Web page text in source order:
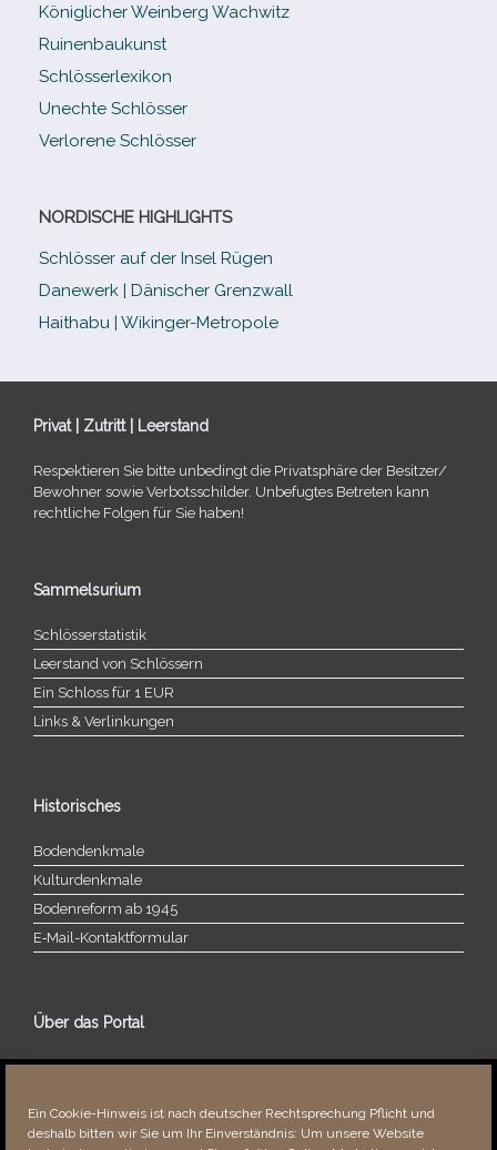
Ein Cookie-Hinweis ist nach deutscher Rechtsprechung Pflicht und
deshalb bitten wir Sie um Ihr Einverständnis: Um unsere Website
Königlicher Weinberg Wachwitz
Ruinenbaukunst
Schlösserlexikon
Unechte Schlösser
Verlorene Schlösser
NORDISCHE HIGHLIGHTS
Schlösser auf der Insel Rügen
Danewerk | Dänischer Grenzwall
Haithabu | Wikinger-Metropole
Privat | Zutritt | Leerstand
Respektieren Sie bitte unbe­dingt die Privatsphäre der Besitzer/​
Bewohner sowie Verbotsschilder. Unbefugtes Betreten kann
recht­li­che Folgen für Sie haben!
Sammelsurium
Schlösserstatistik
Leerstand von Schlössern
Ein Schloss für 1 EUR
Links & Verlinkungen
Historisches
Bodendenkmale
Kulturdenkmale
Bodenreform ab 1945
E‑Mail-​​Kontaktformular
Über das Portal
Über dieses Portal